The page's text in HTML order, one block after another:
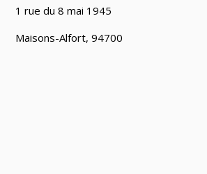
1 rue du 8 mai 1945
Maisons-Alfort, 94700